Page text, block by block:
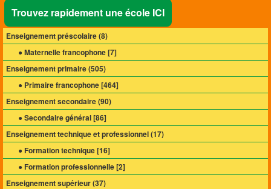
Trouvez rapidement une école ICI
Enseignement préscolaire (8)
● Maternelle francophone [7]
Enseignement primaire (505)
● Primaire francophone [464]
Enseignement secondaire (90)
● Secondaire général [86]
Enseignement technique et professionnel (17)
● Formation technique [16]
● Formation professionnelle [2]
Enseignement supérieur (37)